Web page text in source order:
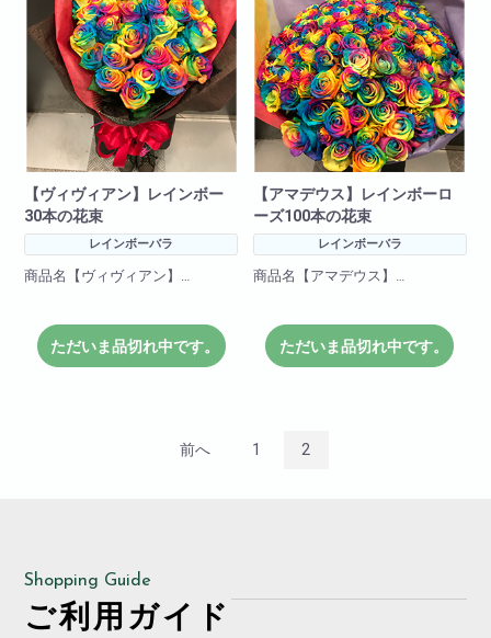
ご予約頂いた方が確実にご用意
可能です。
ご予約頂いた方が確実にご用意
可能です。
【ヴィヴィアン】レインボー
30本の花束
レインボーバラ
商品名【ヴィヴィアン】
色合いも綺麗なレインボーロー
ただいま品切れ中です。
【アマデウス】レインボーロ
ーズ100本の花束
レインボーバラ
商品名【アマデウス】
色合いも綺麗なレインボーロー
ただいま品切れ中です。
前へ 1 2
Shopping Guide
ご利用ガイド